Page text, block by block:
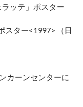
ッテ」ポスター
ター<1997> （日
カーンセンターに